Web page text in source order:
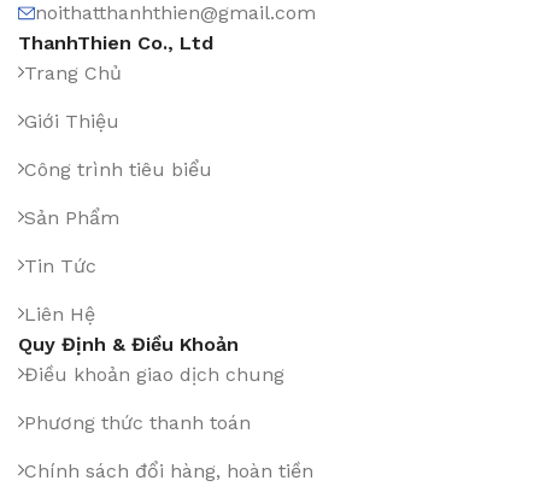
noithatthanhthien@gmail.com
ThanhThien Co., Ltd
Trang Chủ
Giới Thiệu
Công trình tiêu biểu
Sản Phẩm
Tin Tức
Liên Hệ
Quy Định & Điều Khoản
Điều khoản giao dịch chung
Phương thức thanh toán
Chính sách đổi hàng, hoàn tiền